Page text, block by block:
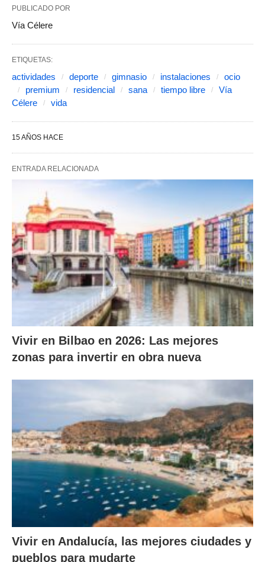
PUBLICADO POR
Vía Célere
ETIQUETAS:
actividades deporte gimnasio instalaciones
ocio
premium
residencial sana tiempo libre
Vía
Célere
vida
15 AÑOS HACE
ENTRADA RELACIONADA
Vivir en Bilbao en 2026: Las mejores
zonas para invertir en obra nueva
Vivir en Andalucía, las mejores ciudades y
pueblos para mudarte